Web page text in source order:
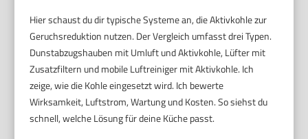
Hier schaust du dir typische Systeme an, die Aktivkohle zur
Geruchsreduktion nutzen. Der Vergleich umfasst drei Typen.
Dunstabzugshauben mit Umluft und Aktivkohle, Lüfter mit
Zusatzfiltern und mobile Luftreiniger mit Aktivkohle. Ich
zeige, wie die Kohle eingesetzt wird. Ich bewerte
Wirksamkeit, Luftstrom, Wartung und Kosten. So siehst du
schnell, welche Lösung für deine Küche passt.